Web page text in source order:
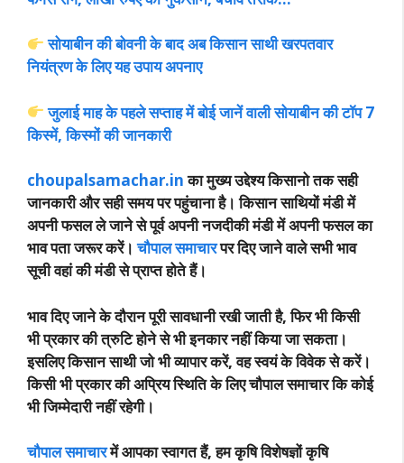
सोयाबीन की बोवनी के बाद अब किसान साथी खरपतवार
नियंत्रण के लिए यह उपाय अपनाए
जुलाई माह के पहले सप्ताह में बोई जानें वाली सोयाबीन की टॉप 7
किस्में, किस्मों की जानकारी
choupalsamachar.inका मुख्य उद्देश्य किसानो तक सही
जानकारी और सही समय पर पहुंचाना है। किसान साथियों मंडी में
अपनी फसल ले जाने से पूर्व अपनी नजदीकी मंडी में अपनी फसल का
भाव पता जरूर करें।चौपाल समाचारपर दिए जाने वाले सभी भाव
सूची वहां की मंडी से प्राप्त होते हैं।
भाव दिए जाने के दौरान पूरी सावधानी रखी जाती है, फिर भी किसी
भी प्रकार की त्रुटि होने से भी इनकार नहीं किया जा सकता।
इसलिए किसान साथी जो भी व्यापार करें, वह स्वयं के विवेक से करें।
किसी भी प्रकार की अप्रिय स्थिति के लिए चौपाल समाचार कि कोई
भी जिम्मेदारी नहीं रहेगी।
चौपाल समाचारमें आपका स्वागत हैं, हम कृषि विशेषज्ञों कृषि